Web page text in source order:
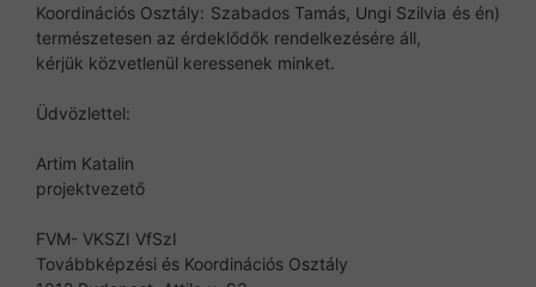
Koordinációs Osztály: Szabados Tamás, Ungi Szilvia és én)
természetesen az érdeklődők rendelkezésére áll,
kérjük közvetlenül keressenek minket.
Üdvözlettel:
Artim Katalin
projektvezető
FVM- VKSZI VfSzI
Továbbképzési és Koordinációs Osztály